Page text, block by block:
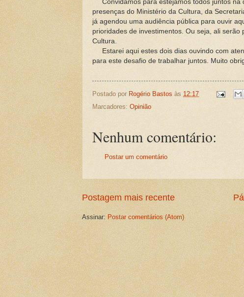
Convidamos para estejamos todos juntos na
presenças do Ministério da Cultura, da
já agendou uma audiência pública para ouvir
prioridades de investimentos. Ou seja, ali
Cultura.
Estarei aqui estes dois dias ouvindo com
para este desafio de trabalhar juntos. Muito
Postado por Rogério Bastos às 12:17
Marcadores: Opinião
Nenhum comentário:
Postar um comentário
Postagem mais recente
Assinar: Postar comentários (Atom)